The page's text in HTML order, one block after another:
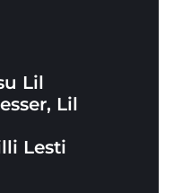
Lil
Lil
Lesti